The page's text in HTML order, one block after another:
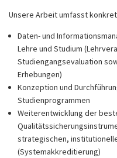
Unsere Arbeit umfasst
Daten- und
Lehre und Studium
Studiengangsevaluation
Erhebungen)
Konzeption und
Studienprogrammen
Weiterentwicklung der
strategischen,
(Systemakkreditierung)